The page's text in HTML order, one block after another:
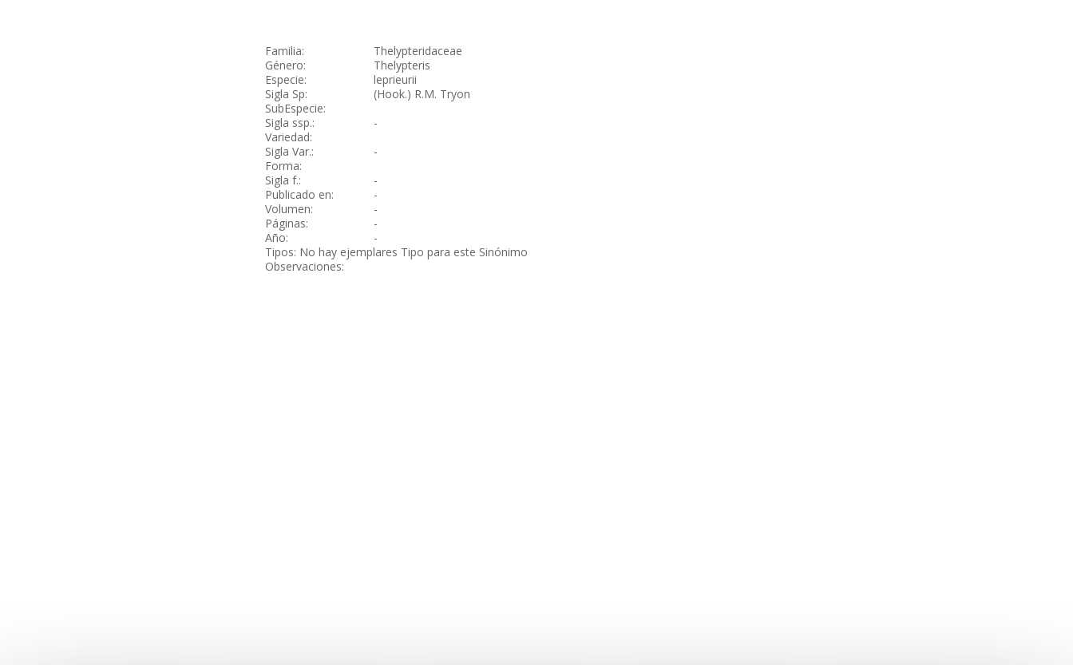
Familia:
Thelypteridaceae
Género:
Thelypteris
Especie:
leprieurii
Sigla Sp:
(Hook.) R.M. Tryon
SubEspecie:
Sigla ssp.:
-
Variedad:
Sigla Var.:
-
Forma:
Sigla f.:
-
Publicado en:
-
Volumen:
-
Páginas:
-
Año:
-
Tipos: No hay ejemplares Tipo para este Sinónimo
Observaciones: